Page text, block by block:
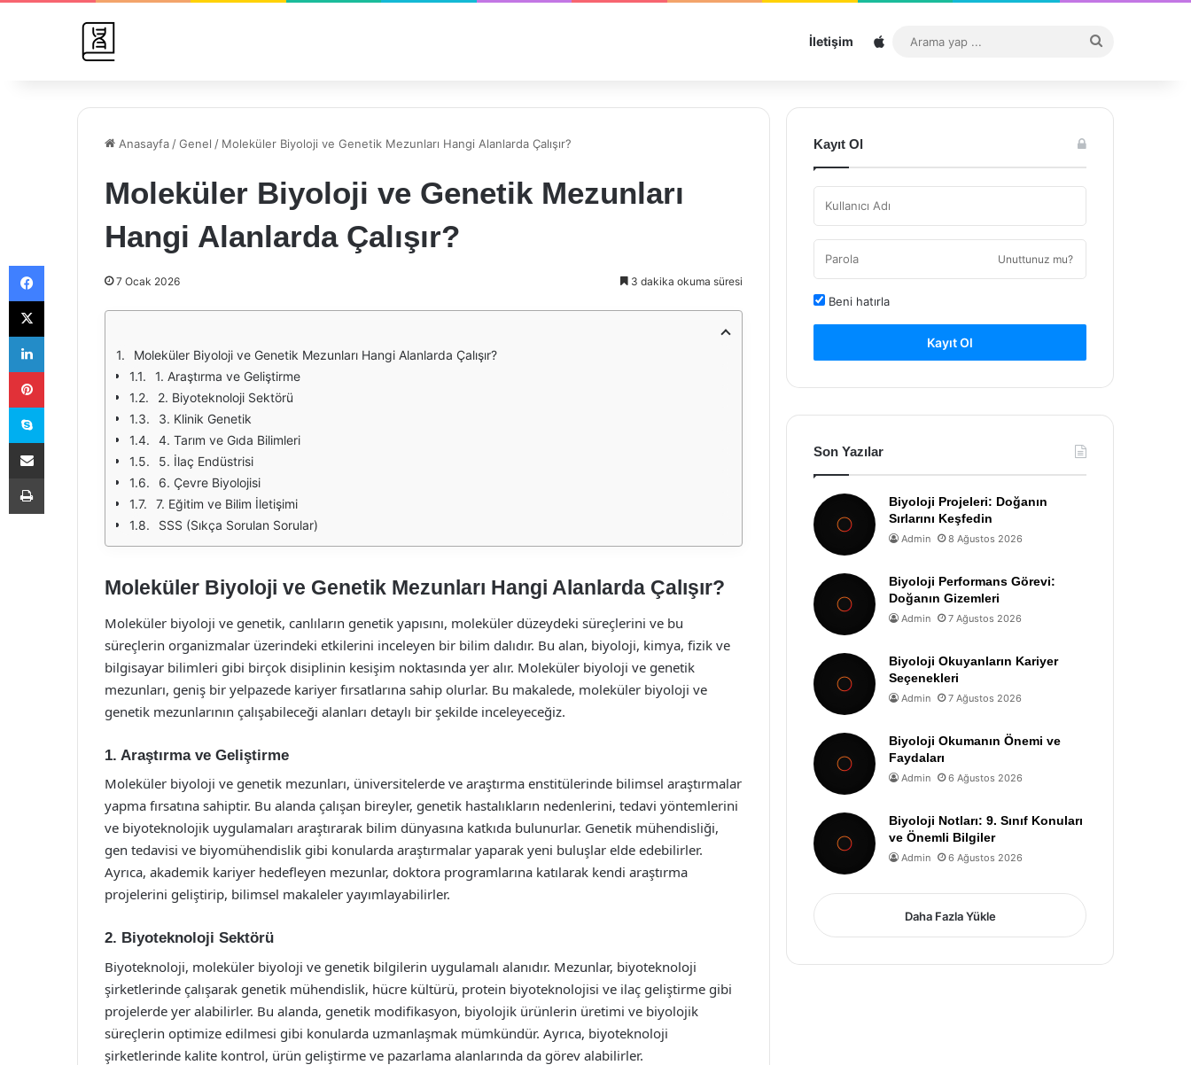
İletişim Sitemap
...
Anasayfa /Genel / Moleküler Biyoloji ve Genetik Mezunları Hangi Alanlarda Çalışır?
Moleküler Biyoloji ve Genetik Mezunları
Hangi Alanlarda Çalışır?
7 Ocak 2026 3 dakika okuma süresi
Moleküler Biyoloji ve Genetik Mezunları Hangi Alanlarda Çalışır?
1. Araştırma ve Geliştirme
2. Biyoteknoloji Sektörü
3. Klinik Genetik
4. Tarım ve Gıda Bilimleri
5. İlaç Endüstrisi
6. Çevre Biyolojisi
7. Eğitim ve Bilim İletişimi
SSS (Sıkça Sorulan Sorular)
Moleküler Biyoloji ve Genetik Mezunları Hangi Alanlarda Çalışır?
Moleküler biyoloji ve genetik, canlıların genetik yapısını, moleküler düzeydeki süreçlerini ve bu
süreçlerin organizmalar üzerindeki etkilerini inceleyen bir bilim dalıdır. Bu alan, biyoloji, kimya, fizik ve
bilgisayar bilimleri gibi birçok disiplinin kesişim noktasında yer alır. Moleküler biyoloji ve genetik
mezunları, geniş bir yelpazede kariyer fırsatlarına sahip olurlar. Bu makalede, moleküler biyoloji ve
genetik mezunlarının çalışabileceği alanları detaylı bir şekilde inceleyeceğiz.
1. Araştırma ve Geliştirme
Moleküler biyoloji ve genetik mezunları, üniversitelerde ve araştırma enstitülerinde bilimsel araştırmalar
yapma fırsatına sahiptir. Bu alanda çalışan bireyler, genetik hastalıkların nedenlerini, tedavi yöntemlerini
ve biyoteknolojik uygulamaları araştırarak bilim dünyasına katkıda bulunurlar. Genetik mühendisliği,
gen tedavisi ve biyomühendislik gibi konularda araştırmalar yaparak yeni buluşlar elde edebilirler.
Ayrıca, akademik kariyer hedefleyen mezunlar, doktora programlarına katılarak kendi araştırma
projelerini geliştirip, bilimsel makaleler yayımlayabilirler.
2. Biyoteknoloji Sektörü
Biyoteknoloji, moleküler biyoloji ve genetik bilgilerin uygulamalı alanıdır. Mezunlar, biyoteknoloji
şirketlerinde çalışarak genetik mühendislik, hücre kültürü, protein biyoteknolojisi ve ilaç geliştirme gibi
projelerde yer alabilirler. Bu alanda, genetik modifikasyon, biyolojik ürünlerin üretimi ve biyolojik
süreçlerin optimize edilmesi gibi konularda uzmanlaşmak mümkündür. Ayrıca, biyoteknoloji
şirketlerinde kalite kontrol, ürün geliştirme ve pazarlama alanlarında da görev alabilirler.
Kayıt Ol
Unuttunuz mu?
Beni hatırla
Kayıt Ol
Son Yazılar
Biyoloji Projeleri: Doğanın
Sırlarını Keşfedin
Admin 8 Ağustos 2026
Biyoloji Performans Görevi:
Doğanın Gizemleri
Admin 7 Ağustos 2026
Biyoloji Okuyanların Kariyer
Seçenekleri
Admin 7 Ağustos 2026
Biyoloji Okumanın Önemi ve
Faydaları
Admin 6 Ağustos 2026
Biyoloji Notları: 9. Sınıf Konuları
ve Önemli Bilgiler
Admin 6 Ağustos 2026
Daha Fazla Yükle
Facebook
X
LinkedIn
Pinterest
Skype
E-Posta ile paylaş